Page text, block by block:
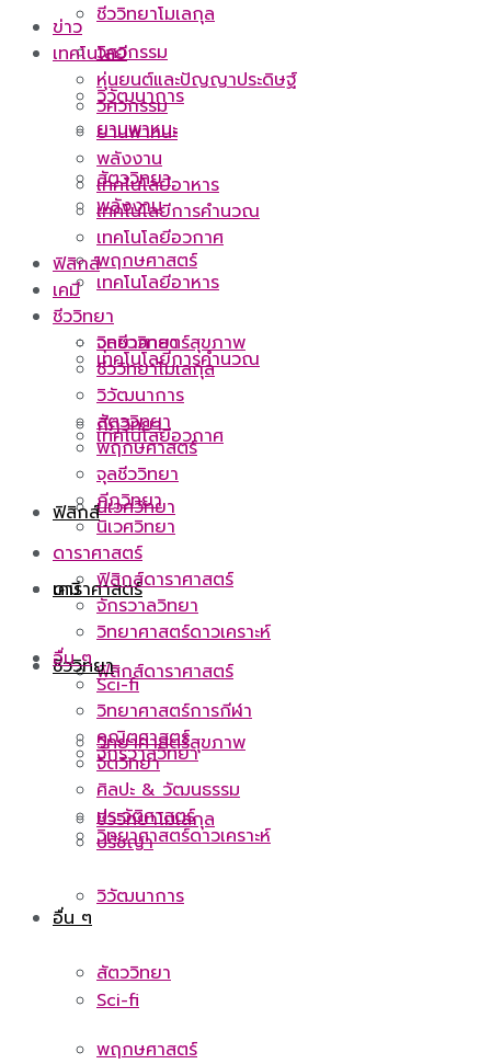
ชีววิทยาโมเลกุล
วิวัฒนาการ
สัตววิทยา
พฤกษศาสตร์
จุลชีววิทยา
กีฏวิทยา
นิเวศวิทยา
ดาราศาสตร์
ฟิสิกส์ดาราศาสตร์
จักรวาลวิทยา
วิทยาศาสตร์ดาวเคราะห์
อื่น ๆ
Sci-fi
วิศวกรรม
ยานพาหนะ
พลังงาน
เทคโนโลยีอาหาร
เทคโนโลยีการคำนวณ
เทคโนโลยีอวกาศ
ฟิสิกส์
เคมี
ชีววิทยา
วิทยาศาสตร์สุขภาพ
ชีววิทยาโมเลกุล
วิวัฒนาการ
สัตววิทยา
พฤกษศาสตร์
ข่าว
เทคโนโลยี
หุ่นยนต์และปัญญาประดิษฐ์
วิศวกรรม
ยานพาหนะ
พลังงาน
เทคโนโลยีอาหาร
เทคโนโลยีการคำนวณ
เทคโนโลยีอวกาศ
ฟิสิกส์
เคมี
ชีววิทยา
วิทยาศาสตร์สุขภาพ
ชีววิทยาโมเลกุล
วิวัฒนาการ
สัตววิทยา
พฤกษศาสตร์
จุลชีววิทยา
กีฏวิทยา
นิเวศวิทยา
ดาราศาสตร์
ฟิสิกส์ดาราศาสตร์
จักรวาลวิทยา
วิทยาศาสตร์ดาวเคราะห์
อื่น ๆ
Sci-fi
วิทยาศาสตร์การกีฬา
คณิตศาสตร์
จิตวิทยา
ศิลปะ & วัฒนธรรม
ประวัติศาสตร์
ปรัชญา